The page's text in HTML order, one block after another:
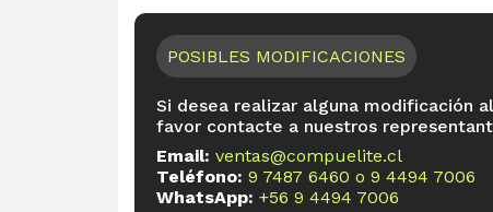
POSIBLES MODIFICACIONES
Si desea realizar alguna modificación
favor contacte a nuestros
Email: ventas@compuelite.cl
Teléfono: 9 7487 6460 o 9 4494 7006
WhatsApp: +56 9 4494 7006